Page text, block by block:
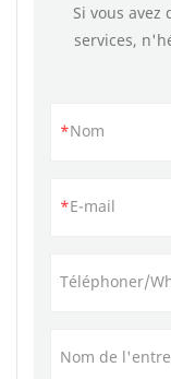
Si vous
services,
Nom
E-mail
Téléphoner/
Nom de